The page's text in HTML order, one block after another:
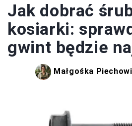
Jak dobrać
kosiarki:
gwint będzie
Małgośka